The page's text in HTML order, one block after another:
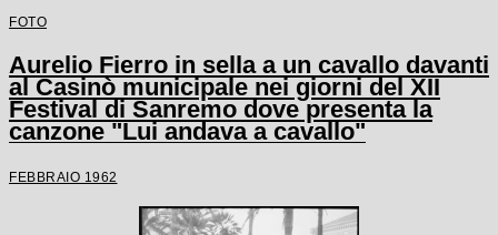
FOTO
Aurelio Fierro in sella a un cavallo davanti
al Casinò municipale nei giorni del XII
Festival di Sanremo dove presenta la
canzone "Lui andava a cavallo"
FEBBRAIO 1962